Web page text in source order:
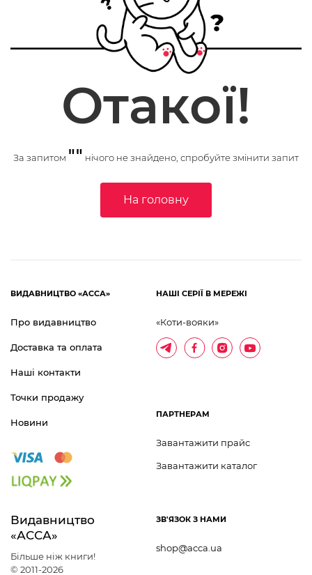
Отакої!
За запитом "" нічого не знайдено, спробуйте змінити запит
На головну
Видавництво
«АССА»
Більше ніж книги!
© 2011-2026
ЗВ'ЯЗОК З НАМИ
shop@acca.ua
ВИДАВНИЦТВО «АССА»
Про видавництво
Доставка та оплата
Наші контакти
Точки продажу
Новини
НАШІ СЕРІЇ В МЕРЕЖІ
«Коти-вояки»
ПАРТНЕРАМ
Завантажити прайс
Завантажити каталог